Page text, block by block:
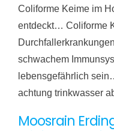
Coliforme Keime im
entdeckt… Coliforme
schwachem
lebensgefährlich
achtung trinkwasser
Moosrain